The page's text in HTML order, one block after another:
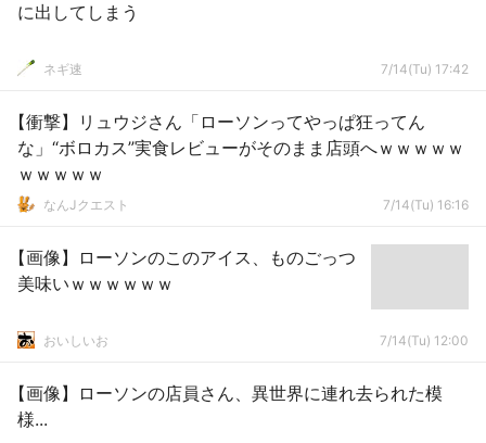
に出してしまう
ネギ速 7/14(Tu) 17:42
【衝撃】リュウジさん「ローソンってやっぱ狂ってん
な」“ボロカス”実食レビューがそのまま店頭へｗｗｗｗｗ
ｗｗｗｗｗ
なんJクエスト 7/14(Tu) 16:16
【画像】ローソンのこのアイス、ものごっつ
美味いｗｗｗｗｗｗ
おいしいお 7/14(Tu) 12:00
【画像】ローソンの店員さん、異世界に連れ去られた模
様...